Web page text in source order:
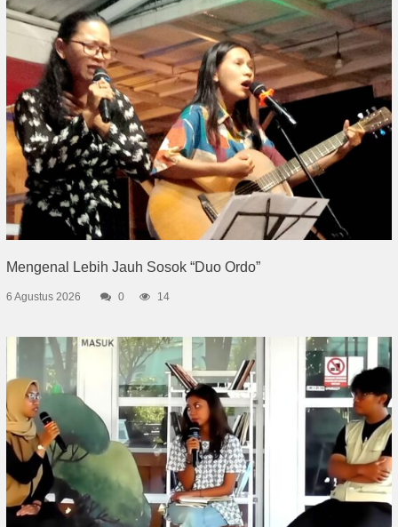
Mengenal Lebih Jauh Sosok “Duo Ordo”
6 Agustus 2026 0 14